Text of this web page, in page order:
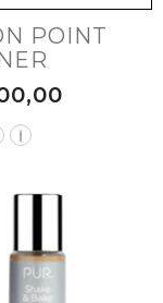
POINT